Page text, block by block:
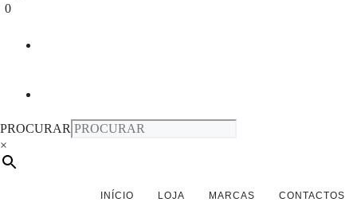
0
PROCURAR
×
INÍCIO LOJA MARCAS CONTACTOS